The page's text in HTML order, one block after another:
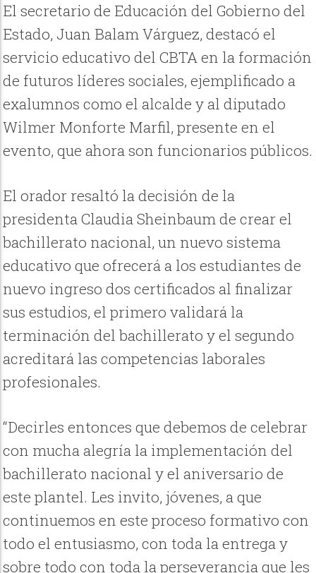
El secretario de Educación del Gobierno del
Estado, Juan Balam Várguez, destacó el
servicio educativo del CBTA en la formación
de futuros líderes sociales, ejemplificado a
exalumnos como el alcalde y al diputado
Wilmer Monforte Marfil, presente en el
evento, que ahora son funcionarios públicos.
El orador resaltó la decisión de la
presidenta Claudia Sheinbaum de crear el
bachillerato nacional, un nuevo sistema
educativo que ofrecerá a los estudiantes de
nuevo ingreso dos certificados al finalizar
sus estudios, el primero validará la
terminación del bachillerato y el segundo
acreditará las competencias laborales
profesionales.
“Decirles entonces que debemos de celebrar
con mucha alegría la implementación del
bachillerato nacional y el aniversario de
este plantel. Les invito, jóvenes, a que
continuemos en este proceso formativo con
todo el entusiasmo, con toda la entrega y
sobre todo con toda la perseverancia que les